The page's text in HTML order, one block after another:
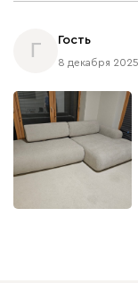
Г
Гость
8 декабря 2025